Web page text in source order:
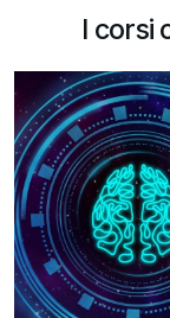
I corsi